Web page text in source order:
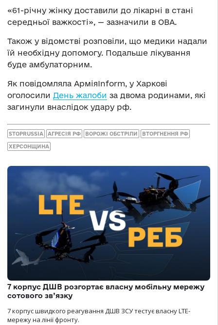
«61-річну жінку доставили до лікарні в стані
середньої важкості», — зазначили в ОВА.
Також у відомстві розповіли, що медики надали
їй необхідну допомогу. Подальше лікування
буде амбулаторним.
Як повідомляла АрміяInform, у Харкові
оголосили День жалоби за двома родинами, які
загинули внаслідок удару рф.
STOPRUSSIA АГРЕСІЯ РФ ВОРОЖІ ОБСТРІЛИ ВТОРГНЕННЯ РФ
ХЕРСОНЩИНА
7 корпус ДШВ розгортає власну мобільну мережу
сотового зв’язку
7 корпус швидкого реагування ДШВ ЗСУ тестує власну LTE-
мережу на лінії фронту.